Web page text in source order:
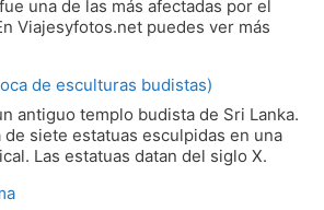
una de las más afectadas por el
Viajesyfotos.net puedes ver más
de esculturas budistas)
antiguo templo budista de Sri Lanka.
de siete estatuas esculpidas en una
Las estatuas datan del siglo X.